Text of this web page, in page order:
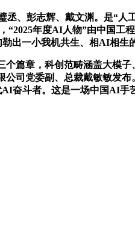
彭志辉、戴文渊。是“人
年度AI人物”由中国工
一小我机共生、相AI相生
章，科创范畴涵盖大模
司党委副、总裁戴敏敏发
奋斗者。这是一场中国AI